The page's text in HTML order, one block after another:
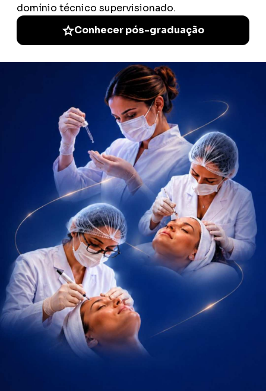
Se você não checar isso, está apostando na sorte.
E, nessa área, apostar na sorte é uma péssima estratégia.
edtech em saúde e gestão
Sob o ponto de vista institucional, aFaculdade ITH
consolida-se como
de referência nacional, especializada na formação de
profissionais das áreas da saúde e da gestão. Seu posicionamento vai
além do ensino superior tradicional, priorizando uma educação
aplicada, alinhada às exigências reais do mercado e às transformações
do setor assistencial.
Nesse contexto, a Faculdade ITH estrutura seus cursos com foco
direto na empregabilidade, na segurança técnica e na evolução
sustentável da carreira profissional. A proposta pedagógica parte da
compreensão de que áreas de alta complexidade, como a obstetrícia,
exigem formação sólida, prática supervisionada e atualização
constante.
Metodologia 4.0 e compromisso com o lifelong
learning
Metodologia 4.0sustenta o modelo educacional da Faculdade ITH,